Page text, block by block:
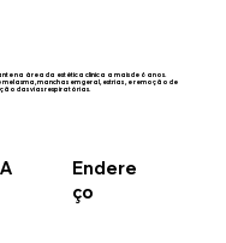
na área da estética clinica a mais de 6 anos.
manchas em geral, estrias , e remoção de
das vias respiratórias.
Endere
ço